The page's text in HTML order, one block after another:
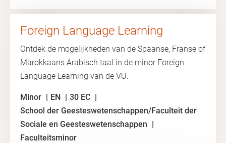
Foreign Language Learning
Ontdek de mogelijkheden van de Spaanse, Franse of
Marokkaans Arabisch taal in de minor Foreign
Language Learning van de VU.
Minor EN
30 EC
School der Geesteswetenschappen/Faculteit der
Sociale en Geesteswetenschappen
Faculteitsminor